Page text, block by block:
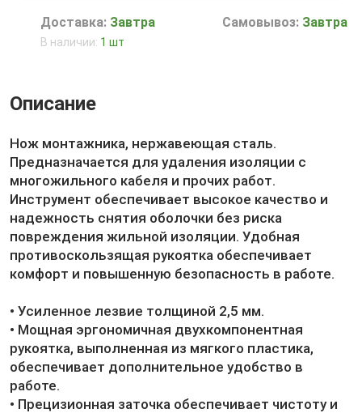
Доставка: Завтра Самовывоз: Завтра
В наличии: 1 шт
Описание
Нож монтажника, нержавеющая сталь.
Предназначается для удаления изоляции с
многожильного кабеля и прочих работ.
Инструмент обеспечивает высокое качество и
надежность снятия оболочки без риска
повреждения жильной изоляции. Удобная
противоскользящая рукоятка обеспечивает
комфорт и повышенную безопасность в работе.
• Усиленное лезвие толщиной 2,5 мм.
• Мощная эргономичная двухкомпонентная
рукоятка, выполненная из мягкого пластика,
обеспечивает дополнительное удобство в
работе.
• Прецизионная заточка обеспечивает чистоту и